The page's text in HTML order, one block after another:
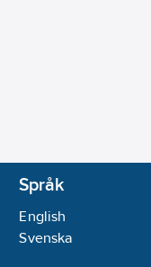
Språk
English
Svenska